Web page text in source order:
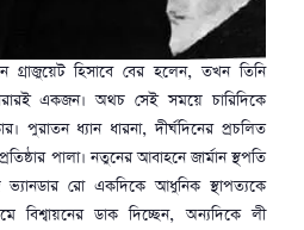
হিসাবে বের হলেন, তখন তিনি
একজন। অথচ সেই সময়ে চারিদিকে
পুরাতন ধ্যান ধারনা, দীর্ঘদিনের প্রচলিত
পালা। নতুনের আবাহনে জার্মান স্থপতি
ভ্যানডার রো একদিকে আধুনিক স্থাপত্যকে
বিশ্বায়নের ডাক দিচ্ছেন, অন্যদিকে লী